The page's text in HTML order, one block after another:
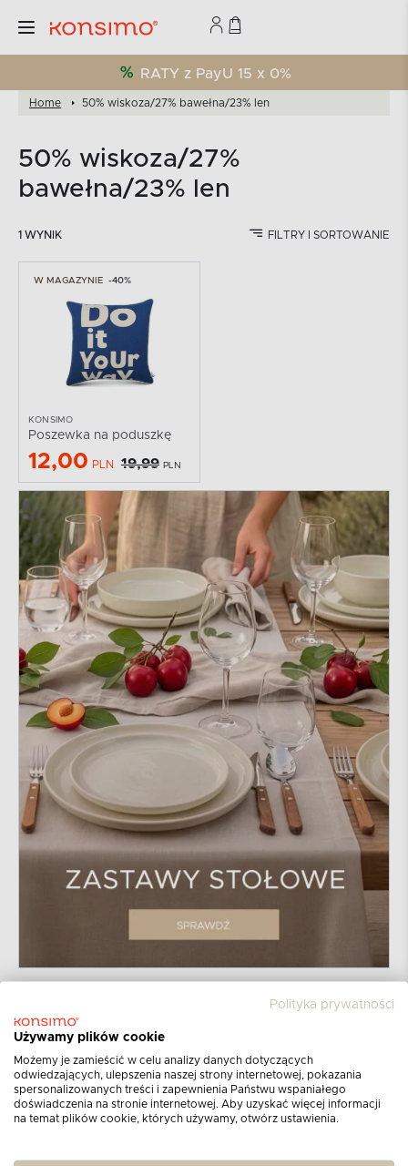
RATY z PayU 15 x 0%
Home 50% wiskoza/27% bawełna/23% len
50% wiskoza/27%
bawełna/23% len
1 WYNIK FILTRY I SORTOWANIE
W MAGAZYNIE -40%
KONSIMO
Poszewka na poduszkę
12,00 PLN 19,99 PLN
Polityka prywatności
Używamy plików cookie
Możemy je zamieścić w celu analizy danych dotyczących
odwiedzających, ulepszenia naszej strony internetowej, pokazania
spersonalizowanych treści i zapewnienia Państwu wspaniałego
doświadczenia na stronie internetowej. Aby uzyskać więcej informacji
na temat plików cookie, których używamy, otwórz ustawienia.